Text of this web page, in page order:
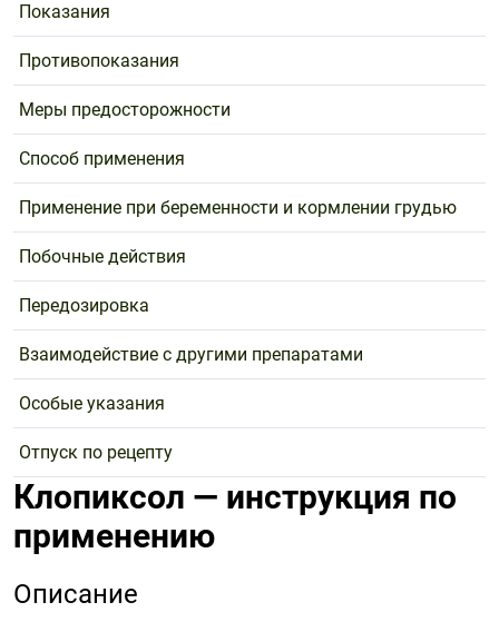
Показания
Противопоказания
Меры предосторожности
Способ применения
Применение при беременности и кормлении грудью
Побочные действия
Передозировка
Взаимодействие с другими препаратами
Особые указания
Отпуск по рецепту
Клопиксол — инструкция по
применению
Описание